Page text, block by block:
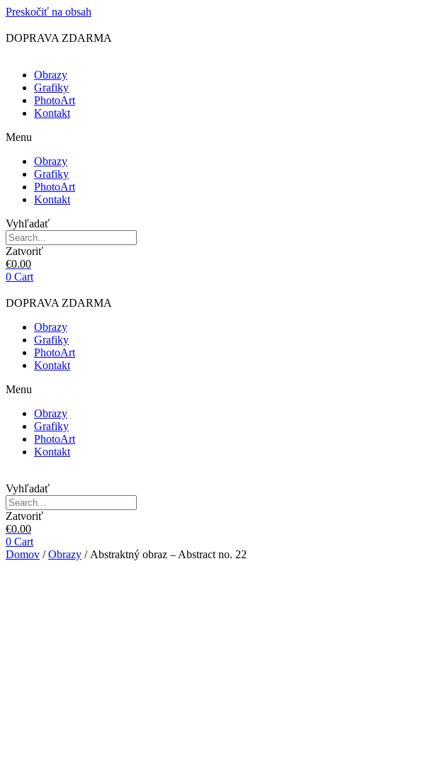
Preskočiť na obsah
DOPRAVA ZDARMA
Obrazy
Grafiky
PhotoArt
Kontakt
Menu
Obrazy
Grafiky
PhotoArt
Kontakt
Vyhľadať
Zatvoriť
€0.00
0 Cart
DOPRAVA ZDARMA
Obrazy
Grafiky
PhotoArt
Kontakt
Menu
Obrazy
Grafiky
PhotoArt
Kontakt
Vyhľadať
Zatvoriť
€0.00
0 Cart
Domov /Obrazy / Abstraktný obraz – Abstract no. 22